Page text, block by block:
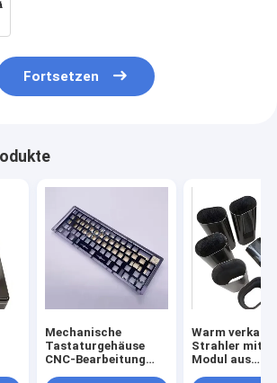
Fortsetzen
Mechanische
Tastaturgehäuse
CNC-Bearbeitung
Warm
Strahler mit
Modul aus